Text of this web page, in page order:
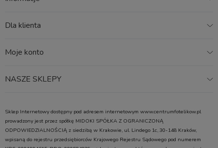
Dla klienta
Moje konto
NASZE SKLEPY
Sklep Internetowy dostępny pod adresem internetowym www.centrumfotelikow.pl
prowadzony jest przez spółkę MIDOKI SPÓŁKA Z OGRANICZONĄ
ODPOWIEDZIALNOŚCIĄ z siedzibą w Krakowie, ul. Lindego 1c, 30-148 Kraków,
wpisaną do rejestru przedsiębiorców Krajowego Rejestru Sądowego pod numerem